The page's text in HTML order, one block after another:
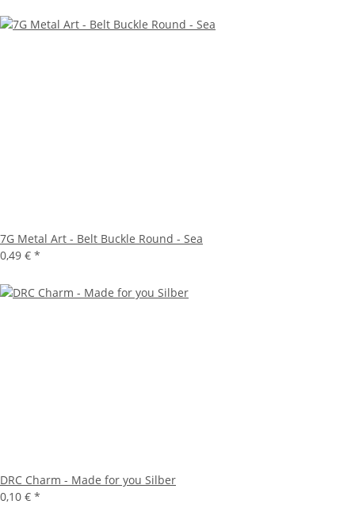
7G Metal Art - Belt Buckle Round - Sea
0,49 € *
DRC Charm - Made for you Silber
0,10 € *